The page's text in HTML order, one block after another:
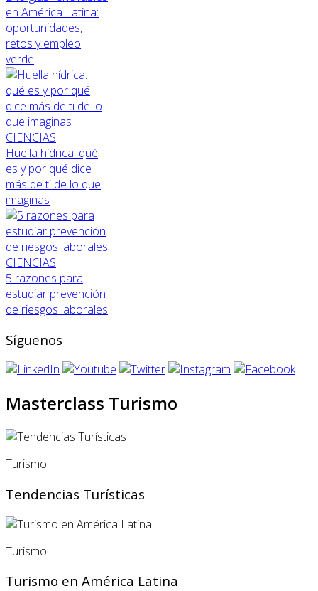
en América Latina:
oportunidades,
retos y empleo
verde
CIENCIAS
Huella hídrica: qué
es y por qué dice
más de ti de lo que
imaginas
CIENCIAS
5 razones para
estudiar prevención
de riesgos laborales
Síguenos
Masterclass Turismo
Turismo
Tendencias Turísticas
Turismo
Turismo en América Latina